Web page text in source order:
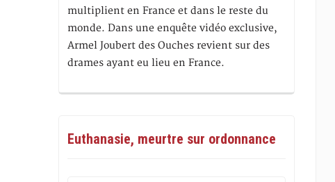
multiplient en France et dans le reste du
monde. Dans une enquête vidéo exclusive,
Armel Joubert des Ouches revient sur des
drames ayant eu lieu en France.
Euthanasie, meurtre sur ordonnance